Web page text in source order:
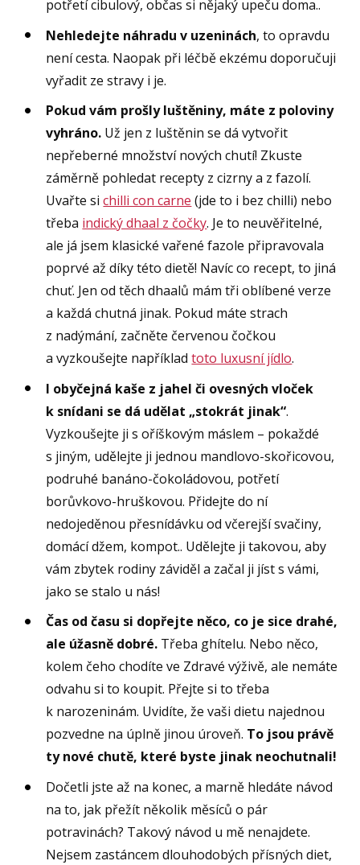
potřetí cibulový, občas si nějaký upeču doma..
Nehledejte náhradu v uzeninách, to opravdu
není cesta. Naopak při léčbě ekzému doporučuji
vyřadit ze stravy i je.
Pokud vám prošly luštěniny, máte z poloviny
vyhráno. Už jen z luštěnin se dá vytvořit
nepřeberné množství nových chutí! Zkuste
záměrně pohledat recepty z cizrny a z fazolí.
Uvařte sichilli con carne (jde to i bez chilli) nebo
třeba indický dhaal z čočky. Je to neuvěřitelné,
ale já jsem klasické vařené fazole připravovala
poprvé až díky této dietě! Navíc co recept, to jiná
chuť. Jen od těch dhaalů mám tři oblíbené verze
a každá chutná jinak. Pokud máte strach
z nadýmání, začněte červenou čočkou
a vyzkoušejte napříkladtoto luxusní jídlo.
I obyčejná kaše z jahel či ovesných vloček
k snídani se dá udělat „stokrát jinak“.
Vyzkoušejte ji s oříškovým máslem – pokaždé
s jiným, udělejte ji jednou mandlovo-skořicovou,
podruhé banáno-čokoládovou, potřetí
borůvkovo-hruškovou. Přidejte do ní
nedojeděnou přesnídávku od včerejší svačiny,
domácí džem, kompot.. Udělejte ji takovou, aby
vám zbytek rodiny záviděl a začal ji jíst s vámi,
jako se stalo u nás!
Čas od času si dopřejte něco, co je sice drahé,
ale úžasně dobré. Třeba ghítelu. Nebo něco,
kolem čeho chodíte ve Zdravé výživě, ale nemáte
odvahu si to koupit. Přejte si to třeba
k narozeninám. Uvidíte, že vaši dietu najednou
pozvedne na úplně jinou úroveň. To jsou právě
ty nové chutě, které byste jinak neochutnali!
Dočetli jste až na konec, a marně hledáte návod
na to, jak přežít několik měsíců o pár
potravinách? Takový návod u mě nenajdete.
Nejsem zastáncem dlouhodobých přísných diet,